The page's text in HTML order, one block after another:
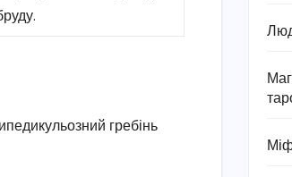
гребінь